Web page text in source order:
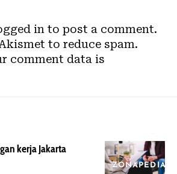
in to post a comment.
to reduce spam.
comment data is
ZONAPEDIA
kerja Jakarta